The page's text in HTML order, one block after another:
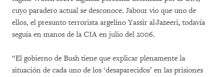
cuyo paradero actual se desconoce. Jabour vio que uno de
ellos, el presunto terrorista argelino Yassir al-Jazeeri, todavía
seguía en manos de la CIA en julio del 2006.
“El gobierno de Bush tiene que explicar plenamente la
situación de cada uno de los ‘desaparecidos’ en las prisiones